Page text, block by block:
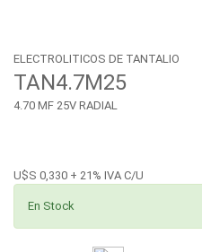
ELECTROLITICOS DE TANTALIO
TAN4.7M25
4.70 MF 25V RADIAL
U$S 0,330 + 21% IVA C/U
En Stock